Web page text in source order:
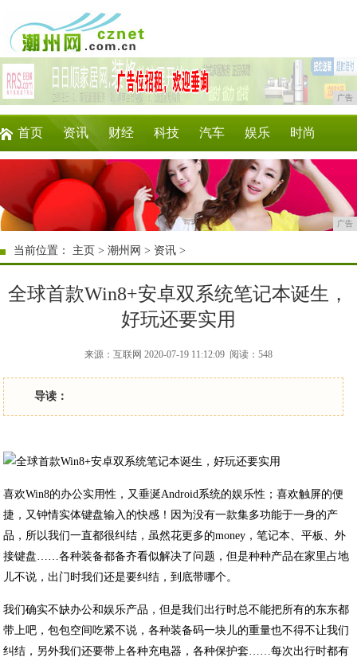
广告
首页 资讯 财经 科技 汽车 娱乐 时尚
教育 企业 游戏 商讯 微商
广告
当前位置： 主页 >潮州网 > 资讯 >
全球首款Win8+安卓双系统笔记本诞生，
好玩还要实用
来源：互联网 2020-07-19 11:12:09 阅读：548
导读：
喜欢Win8的办公实用性，又垂涎Android系统的娱乐性；喜欢触屏的便
捷，又钟情实体键盘输入的快感！因为没有一款集多功能于一身的产
品，所以我们一直都很纠结，虽然花更多的money，笔记本、平板、外
接键盘……各种装备都备齐看似解决了问题，但是种种产品在家里占地
儿不说，出门时我们还是要纠结，到底带哪个。
我们确实不缺办公和娱乐产品，但是我们出行时总不能把所有的东东都
带上吧，包包空间吃紧不说，各种装备码一块儿的重量也不得不让我们
纠结，另外我们还要带上各种充电器，各种保护套……每次出行时都有